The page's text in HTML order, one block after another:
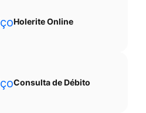
Holerite Online
Consulta de Débito